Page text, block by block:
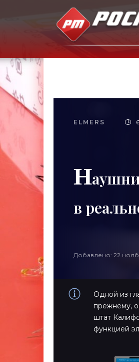
ELMERS
Н
в
Добавлено: 22
Одной из
прежнему,
штат
функцией